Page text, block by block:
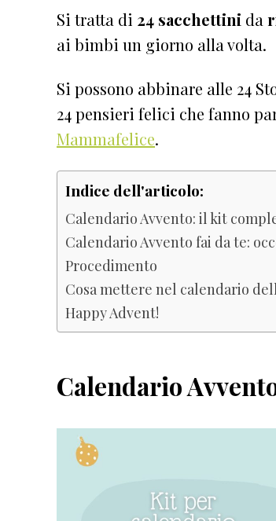
Si tratta di 24 sacchettini da
ai bimbi un giorno alla volta.
Si possono abbinare alle 24
24 pensieri felici che fanno
Mammafelice.
Indice dell'articolo:
Calendario Avvento: il kit
Calendario Avvento fai da te:
Procedimento
Cosa mettere nel calendario
Happy Advent!
Calendario